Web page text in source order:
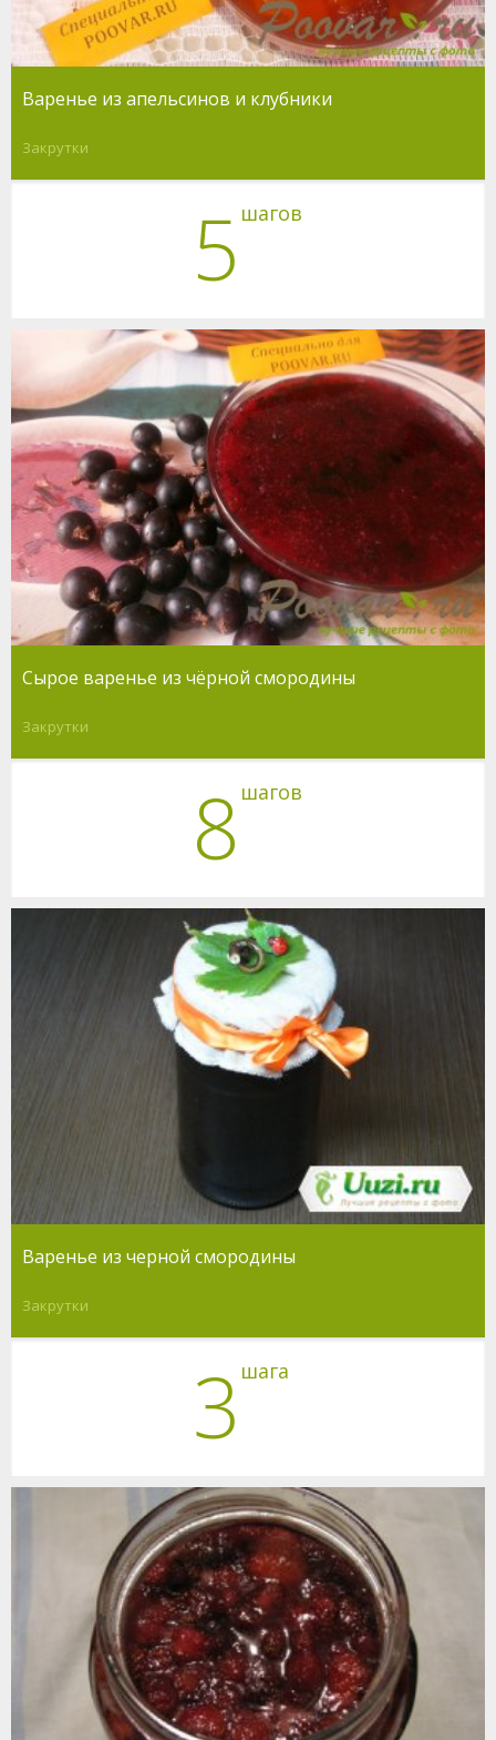
Варенье из апельсинов и клубники
Закрутки
5 шагов
Сырое варенье из чёрной смородины
Закрутки
8 шагов
Варенье из черной смородины
Закрутки
3 шага